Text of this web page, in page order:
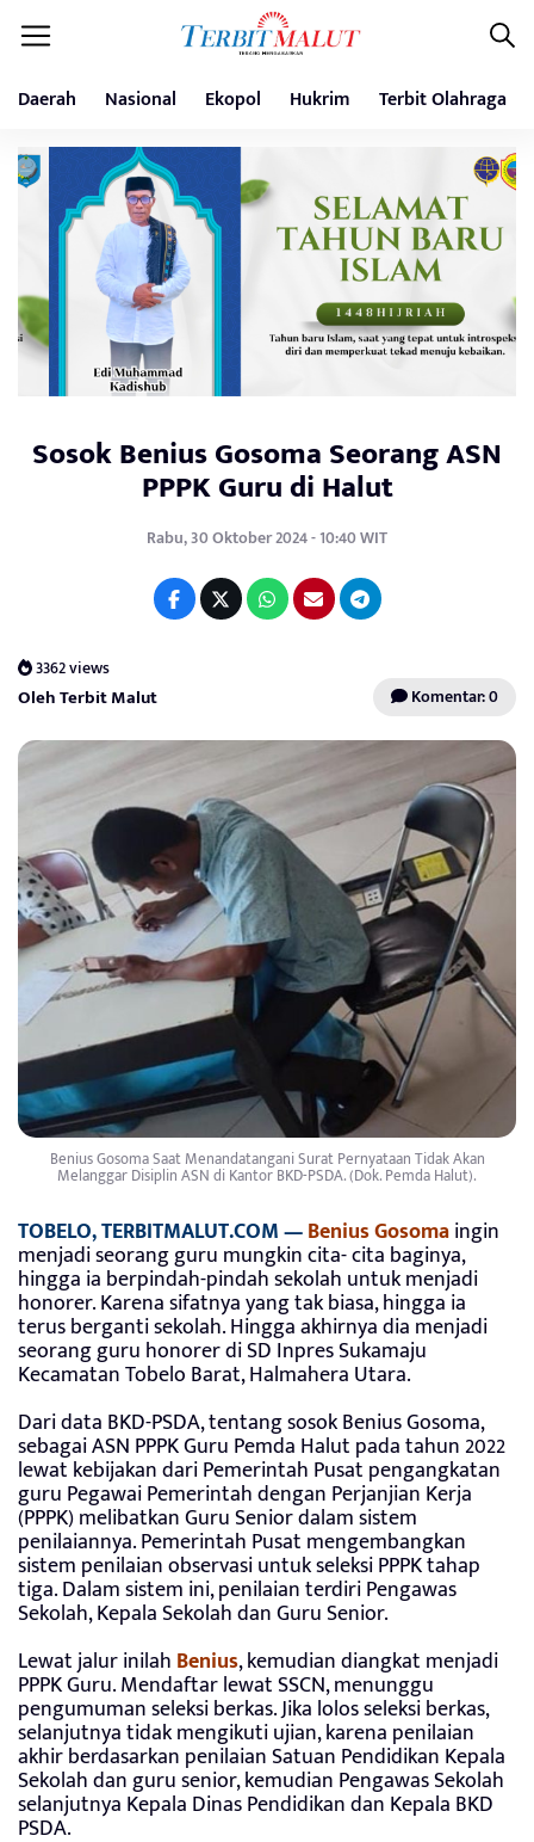
Daerah Nasional Ekopol Hukrim Terbit Olahraga
Sosok Benius Gosoma Seorang ASN
PPPK Guru di Halut
Rabu, 30 Oktober 2024 - 10:40 WIT
3362 views
Oleh Terbit Malut Komentar: 0
Benius Gosoma Saat Menandatangani Surat Pernyataan Tidak Akan
Melanggar Disiplin ASN di Kantor BKD-PSDA. (Dok. Pemda Halut).
TOBELO, TERBITMALUT.COM —Benius Gosomaingin
menjadi seorang guru mungkin cita- cita baginya,
hingga ia berpindah-pindah sekolah untuk menjadi
honorer. Karena sifatnya yang tak biasa, hingga ia
terus berganti sekolah. Hingga akhirnya dia menjadi
seorang guru honorer di SD Inpres Sukamaju
Kecamatan Tobelo Barat, Halmahera Utara.
Dari data BKD-PSDA, tentang sosok Benius Gosoma,
sebagai ASN PPPK Guru Pemda Halut pada tahun 2022
lewat kebijakan dari Pemerintah Pusat pengangkatan
guru Pegawai Pemerintah dengan Perjanjian Kerja
(PPPK) melibatkan Guru Senior dalam sistem
penilaiannya. Pemerintah Pusat mengembangkan
sistem penilaian observasi untuk seleksi PPPK tahap
tiga. Dalam sistem ini, penilaian terdiri Pengawas
Sekolah, Kepala Sekolah dan Guru Senior.
Lewat jalur inilah Benius, kemudian diangkat menjadi
PPPK Guru. Mendaftar lewat SSCN, menunggu
pengumuman seleksi berkas. Jika lolos seleksi berkas,
selanjutnya tidak mengikuti ujian, karena penilaian
akhir berdasarkan penilaian Satuan Pendidikan Kepala
Sekolah dan guru senior, kemudian Pengawas Sekolah
selanjutnya Kepala Dinas Pendidikan dan Kepala BKD
PSDA.